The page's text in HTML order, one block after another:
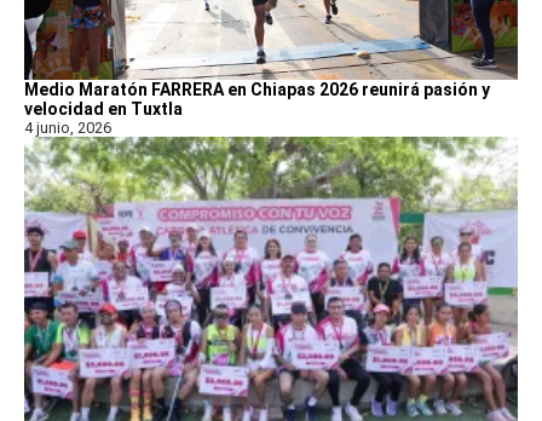
Medio Maratón FARRERA en Chiapas 2026 reunirá pasión y
velocidad en Tuxtla
4 junio, 2026